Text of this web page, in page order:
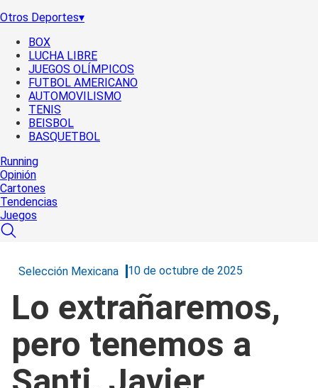
Otros Deportes▾
BOX
LUCHA LIBRE
JUEGOS OLÍMPICOS
FUTBOL AMERICANO
AUTOMOVILISMO
TENIS
BEISBOL
BASQUETBOL
Running
Opinión
Cartones
Tendencias
Juegos
Selección Mexicana 10 de octubre de 2025
Lo extrañaremos,
pero tenemos a